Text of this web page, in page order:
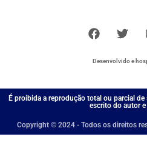
Desenvolvido e
É proibida a reprodução total ou parcial
escrito do autor
Copyright © 2024 - Todos os direitos